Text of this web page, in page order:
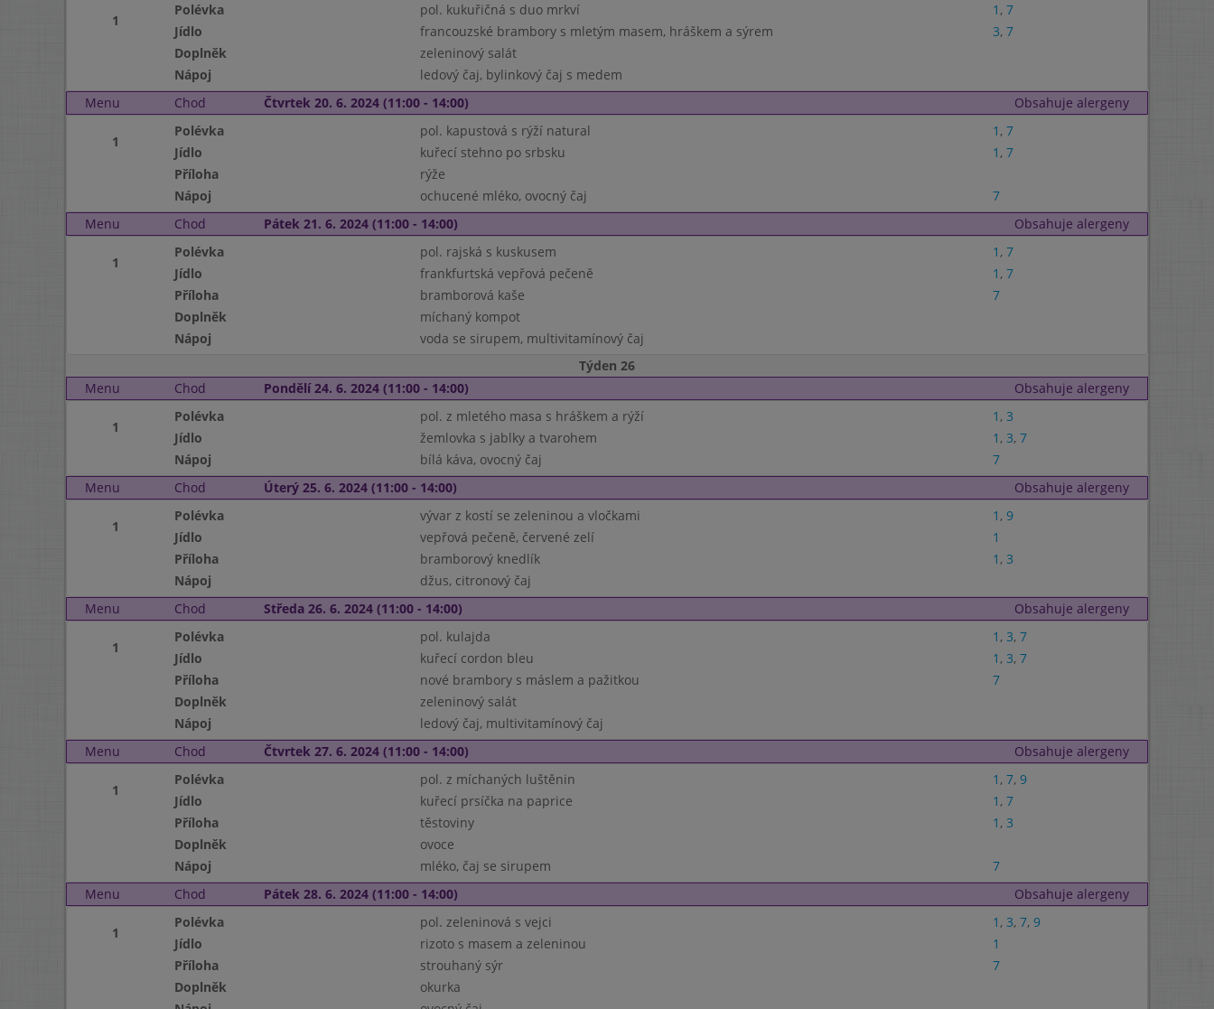
1
Polévka pol. kukuřičná s duo mrkví 1 , 7
Jídlo
francouzské brambory s mletým masem, hráškem a sýrem 3, 7
Doplněk
zeleninový salát
Nápoj
ledový čaj, bylinkový čaj s medem
Menu
Chod Čtvrtek 20. 6. 2024 (11:00 - 14:00) Obsahuje alergeny
1
Polévka pol. kapustová s rýží natural 1 , 7
Jídlo
kuřecí stehno po srbsku 1 , 7
Příloha
rýže
Nápoj
ochucené mléko, ovocný čaj
7
Menu
Chod Pátek 21. 6. 2024 (11:00 - 14:00) Obsahuje alergeny
1
Polévka pol. rajská s kuskusem 1 , 7
Jídlo
frankfurtská vepřová pečeně 1 , 7
Příloha
bramborová kaše
7
Doplněk
míchaný kompot
Nápoj
voda se sirupem, multivitamínový čaj
Týden 26
Menu
Chod Pondělí 24. 6. 2024 (11:00 - 14:00) Obsahuje alergeny
1
Polévka pol. z mletého masa s hráškem a rýží 1 , 3
Jídlo
žemlovka s jablky a tvarohem 1 , 3, 7
Nápoj
bílá káva, ovocný čaj
7
Menu
Chod Úterý 25. 6. 2024 (11:00 - 14:00) Obsahuje alergeny
1
Polévka vývar z kostí se zeleninou a vločkami 1 , 9
Jídlo
vepřová pečeně, červené zelí
1
Příloha
bramborový knedlík 1 , 3
Nápoj
džus, citronový čaj
Menu
Chod Středa 26. 6. 2024 (11:00 - 14:00) Obsahuje alergeny
1
Polévka pol. kulajda 1 , 3, 7
Jídlo
kuřecí cordon bleu 1 , 3, 7
Příloha
nové brambory s máslem a pažitkou
7
Doplněk
zeleninový salát
Nápoj
ledový čaj, multivitamínový čaj
Menu
Chod Čtvrtek 27. 6. 2024 (11:00 - 14:00) Obsahuje alergeny
1
Polévka pol. z míchaných luštěnin 1 , 7, 9
Jídlo
kuřecí prsíčka na paprice 1 , 7
Příloha
těstoviny 1 , 3
Doplněk
ovoce
Nápoj
mléko, čaj se sirupem
7
Menu
Chod Pátek 28. 6. 2024 (11:00 - 14:00) Obsahuje alergeny
1
Polévka pol. zeleninová s vejci 1 , 3, 7, 9
Jídlo
rizoto s masem a zeleninou
1
Příloha
strouhaný sýr
7
Doplněk
okurka